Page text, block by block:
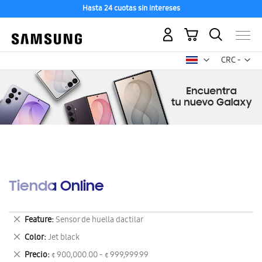
Hasta 24 cuotas sin intereses
CRC -
colón
Mi carrito
Tienda Online
Feature Sensor de huella dactilar
Eliminar
este
artículo
Color Jet black
Eliminar
este
Precio ¢ 900,000.00 - ¢ 999,999.99
Eliminar